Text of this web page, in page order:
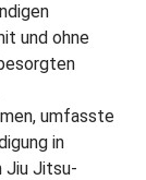
und ohne
umfasste
in
Jiu Jitsu-